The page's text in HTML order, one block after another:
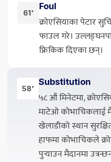
61'
Foul
क्रोएसियाका पेटार
फाउल गरे।
फ्रिकिक दिएका छन्।
58'
Substitution
५८ औं मिनेटमा,
माटेओ कोभाचिकलाई
खेलाडीको स्थान
हाफमा कोभाचिकले
पुर्‍याउन मैदानमा